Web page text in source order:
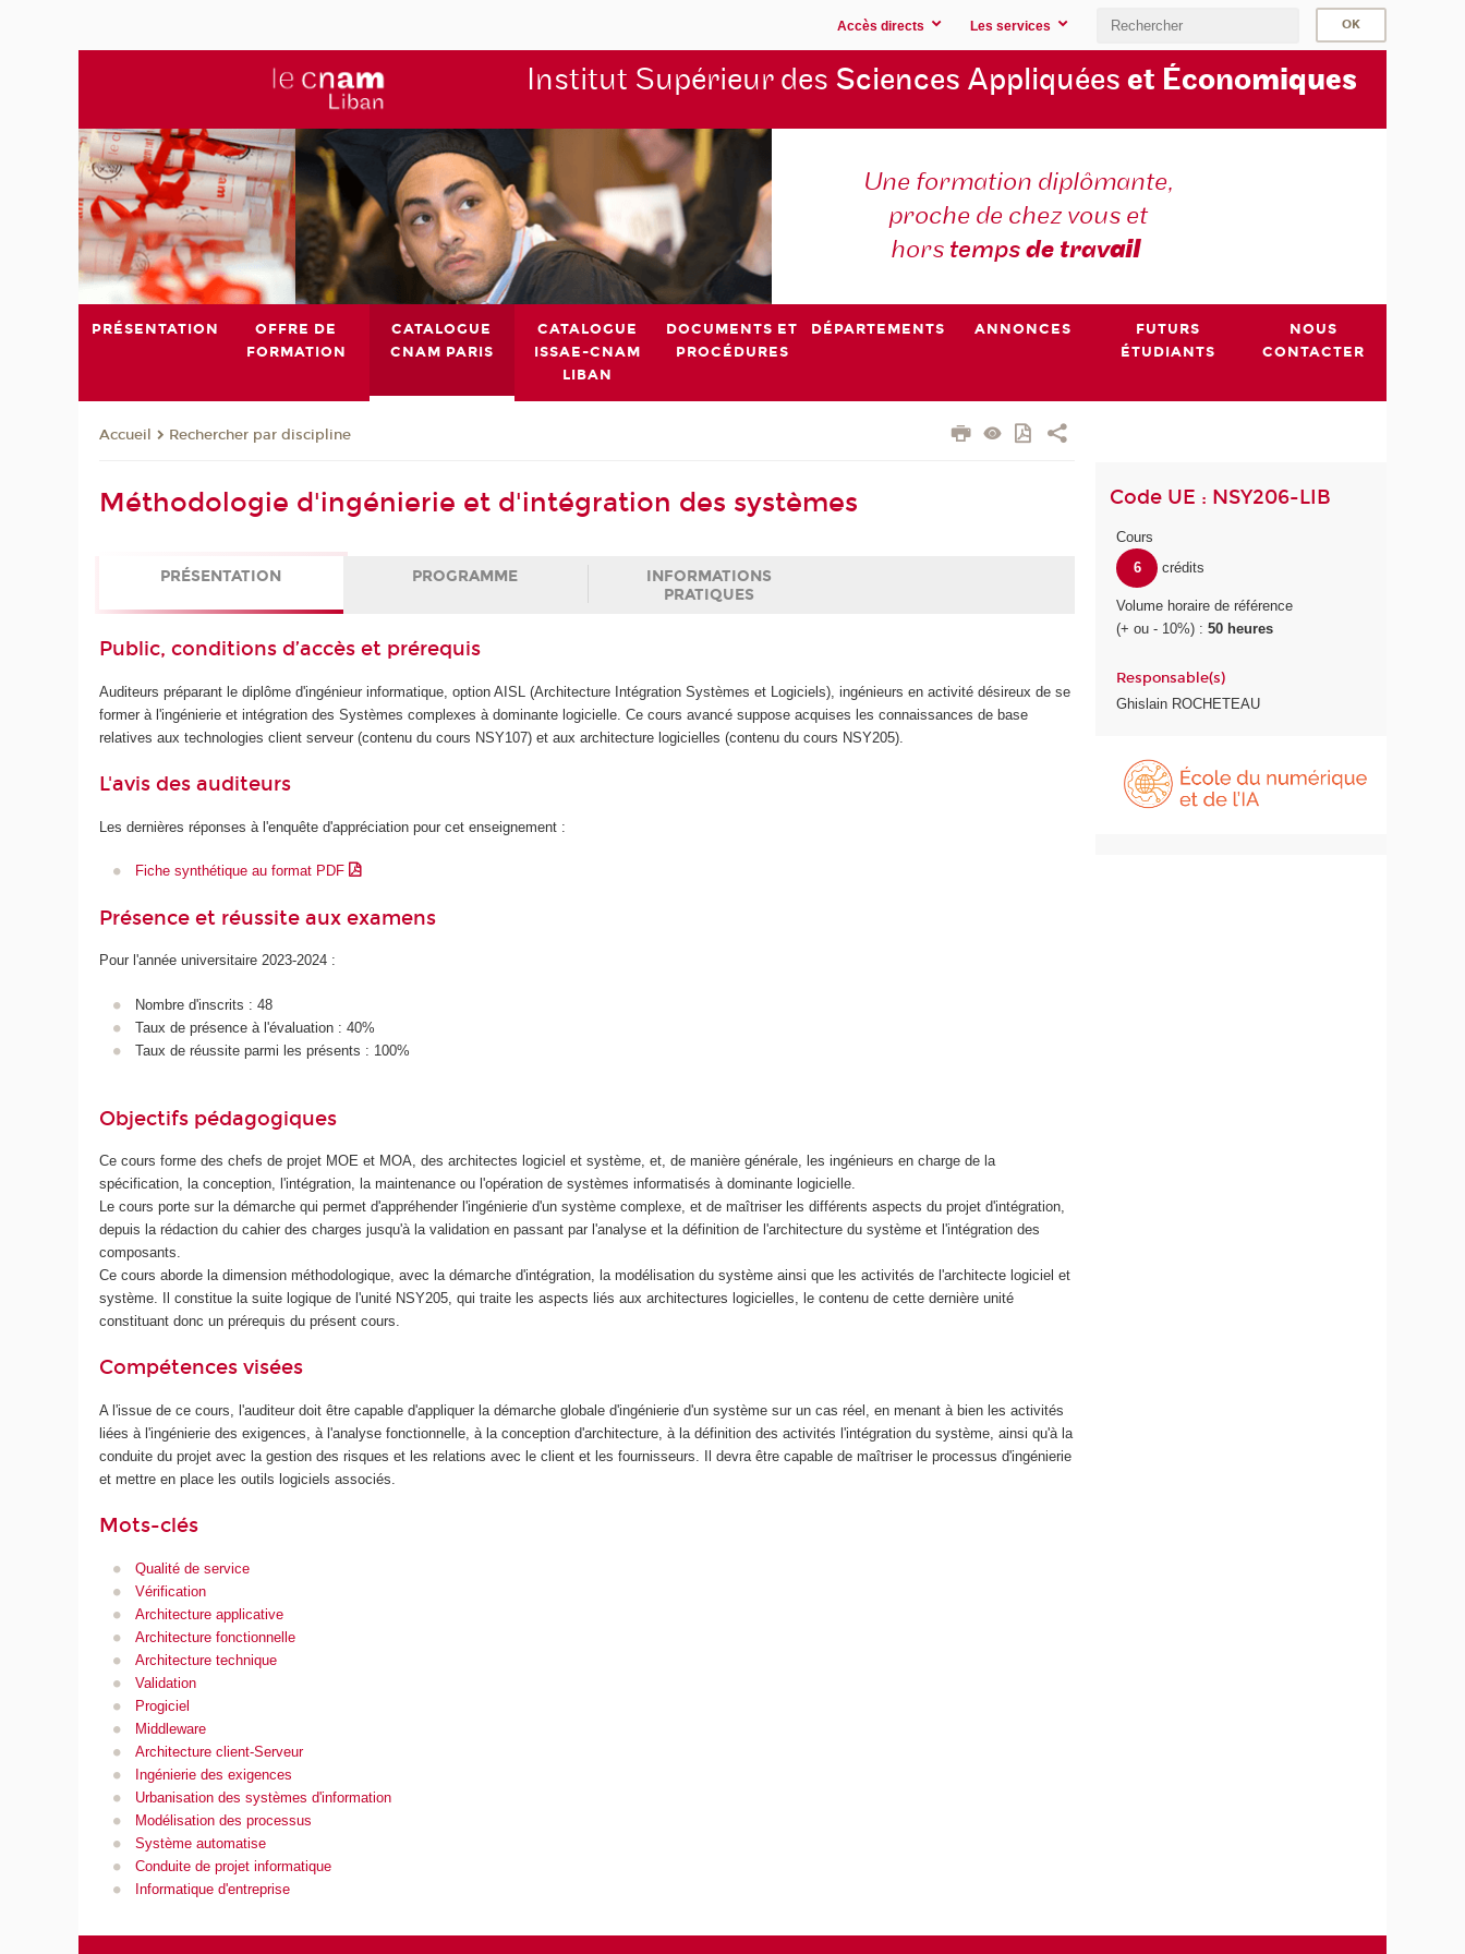
Accès directs Les services
Institut Supérieur des Sciences Appliquées et Économiques
Une formation diplômante,
proche de chez vous et
hors tempsde travail
PRÉSENTATION
OFFRE DE
FORMATION
CATALOGUE
CNAM PARIS
CATALOGUE
ISSAE-CNAM
LIBAN
DOCUMENTS ET
PROCÉDURES
DÉPARTEMENTS ANNONCES
FUTURS
ÉTUDIANTS
NOUS
CONTACTER
Accueil Rechercher par discipline
Méthodologie d'ingénierie et d'intégration des systèmes
PRÉSENTATION PROGRAMME
INFORMATIONS
PRATIQUES
Public, conditions d’accès et prérequis
Auditeurs préparant le diplôme d'ingénieur informatique, option AISL (Architecture Intégration Systèmes et Logiciels), ingénieurs en activité désireux de se
former à l'ingénierie et intégration des Systèmes complexes à dominante logicielle. Ce cours avancé suppose acquises les connaissances de base
relatives aux technologies client serveur (contenu du cours NSY107) et aux architecture logicielles (contenu du cours NSY205).
L'avis des auditeurs
Les dernières réponses à l'enquête d'appréciation pour cet enseignement :
Fiche synthétique au format PDF
Présence et réussite aux examens
Pour l'année universitaire 2023-2024 :
Nombre d'inscrits : 48
Taux de présence à l'évaluation : 40%
Taux de réussite parmi les présents : 100%
Objectifs pédagogiques
Ce cours forme des chefs de projet MOE et MOA, des architectes logiciel et système, et, de manière générale, les ingénieurs en charge de la
spécification, la conception, l'intégration, la maintenance ou l'opération de systèmes informatisés à dominante logicielle.
Le cours porte sur la démarche qui permet d'appréhender l'ingénierie d'un système complexe, et de maîtriser les différents aspects du projet d'intégration,
depuis la rédaction du cahier des charges jusqu'à la validation en passant par l'analyse et la définition de l'architecture du système et l'intégration des
composants.
Ce cours aborde la dimension méthodologique, avec la démarche d'intégration, la modélisation du système ainsi que les activités de l'architecte logiciel et
système. Il constitue la suite logique de l'unité NSY205, qui traite les aspects liés aux architectures logicielles, le contenu de cette dernière unité
constituant donc un prérequis du présent cours.
Compétences visées
A l'issue de ce cours, l'auditeur doit être capable d'appliquer la démarche globale d'ingénierie d'un système sur un cas réel, en menant à bien les activités
liées à l'ingénierie des exigences, à l'analyse fonctionnelle, à la conception d'architecture, à la définition des activités l'intégration du système, ainsi qu'à la
conduite du projet avec la gestion des risques et les relations avec le client et les fournisseurs. Il devra être capable de maîtriser le processus d'ingénierie
et mettre en place les outils logiciels associés.
Mots-clés
Qualité de service
Vérification
Architecture applicative
Architecture fonctionnelle
Architecture technique
Validation
Progiciel
Middleware
Architecture client-Serveur
Ingénierie des exigences
Urbanisation des systèmes d'information
Modélisation des processus
Système automatise
Conduite de projet informatique
Informatique d'entreprise
Code UE : NSY206-LIB
Cours
6
crédits
Volume horaire de référence
(+ ou - 10%) :50 heures
Responsable(s)
Ghislain ROCHETEAU